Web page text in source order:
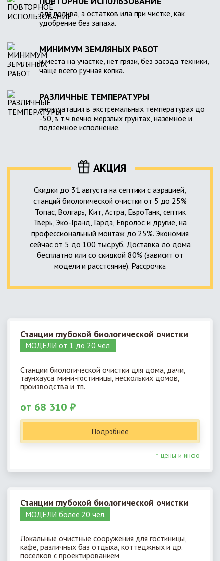
для полива, а остатков ила при чистке, как
удобрение без запаха.
МИНИМУМ ЗЕМЛЯНЫХ РАБОТ
и места на участке, нет грязи, без заезда техники,
чаще всего ручная копка.
РАЗЛИЧНЫЕ ТЕМПЕРАТУРЫ
эксплуатация в экстремальных температурах до
-50, в т.ч вечно мерзлых грунтах, наземное и
подземное исполнение.
АКЦИЯ
Скидки до 31 августа на септики с аэрацией,
станций биологической очистки от 5 до 25%
Топас, Волгарь, Кит, Астра, ЕвроТанк, септик
Тверь, Эко-Гранд, Гарда, Евролос и другие, на
профессиональный монтаж до 25%. Экономия
сейчас от 5 до 100 тыс.руб. Доставка до дома
бесплатно или со скидкой 80% (зависит от
модели и расстояние). Рассрочка
Станции глубокой биологической очистки
МОДЕЛИ от 1 до 20 чел.
Станции биологической очистки для дома, дачи,
таунхауса, мини-гостиницы, нескольких домов,
производства и тп.
от 68 310 ₽
Подробнее
↑ цены и инфо
Станции глубокой биологической очистки
МОДЕЛИ более 20 чел.
Локальные очистные сооружения для гостиницы,
кафе, различных баз отдыха, коттеджных и др.
поселков с проектированием